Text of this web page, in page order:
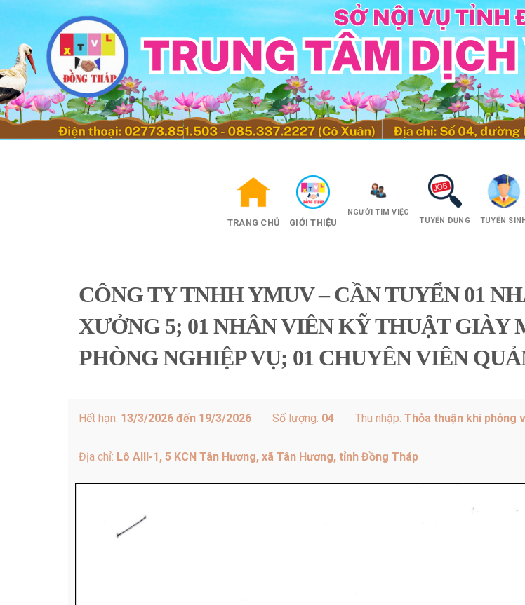
content
TRANG CHỦ GIỚI THIỆU
NGƯỜI TÌM VIỆC
TUYỂN DỤNG
TUYỂN SINH
CÔNG TY TNHH YMUV – CẦN TUYỂN 01
XƯỞNG 5; 01 NHÂN VIÊN KỸ THUẬT GIÀY
PHÒNG NGHIỆP VỤ; 01 CHUYÊN VIÊN
Hết hạn: 13/3/2026 đến 19/3/2026 Số lượng: 04 Thu nhập: Thỏa thuận khi phỏng
Địa chỉ: Lô AIII-1, 5 KCN Tân Hương, xã Tân Hương, tỉnh Đồng Tháp